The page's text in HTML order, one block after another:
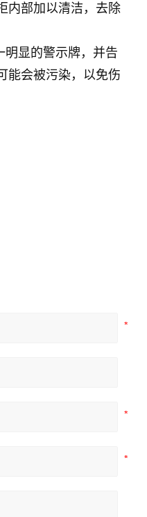
内部加以清洁，去除
明显的警示牌，并告
能会被污染，以免伤